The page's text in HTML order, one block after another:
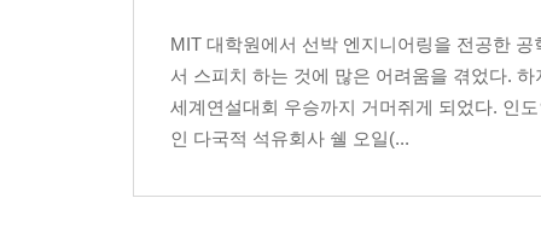
MIT 대학원에서 선박 엔지니어링을 전공한
서 스피치 하는 것에 많은 어려움을 겪었다.
세계연설대회 우승까지 거머쥐게 되었다. 인
인 다국적 석유회사 쉘 오일(...